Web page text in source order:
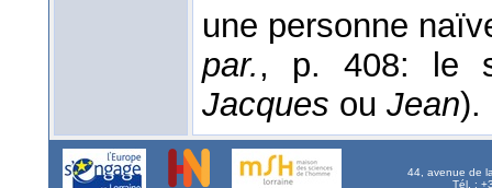
une personne
par., p. 408: le
Jacques ou Jean).
44, avenue de
Tél. :